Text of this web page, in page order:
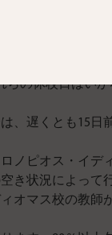
ースは開講
4週間前までにお
契約に含まれま
の休校日はい
遅くとも15日
ノピオス・イ
き状況によっ
マス校の教師